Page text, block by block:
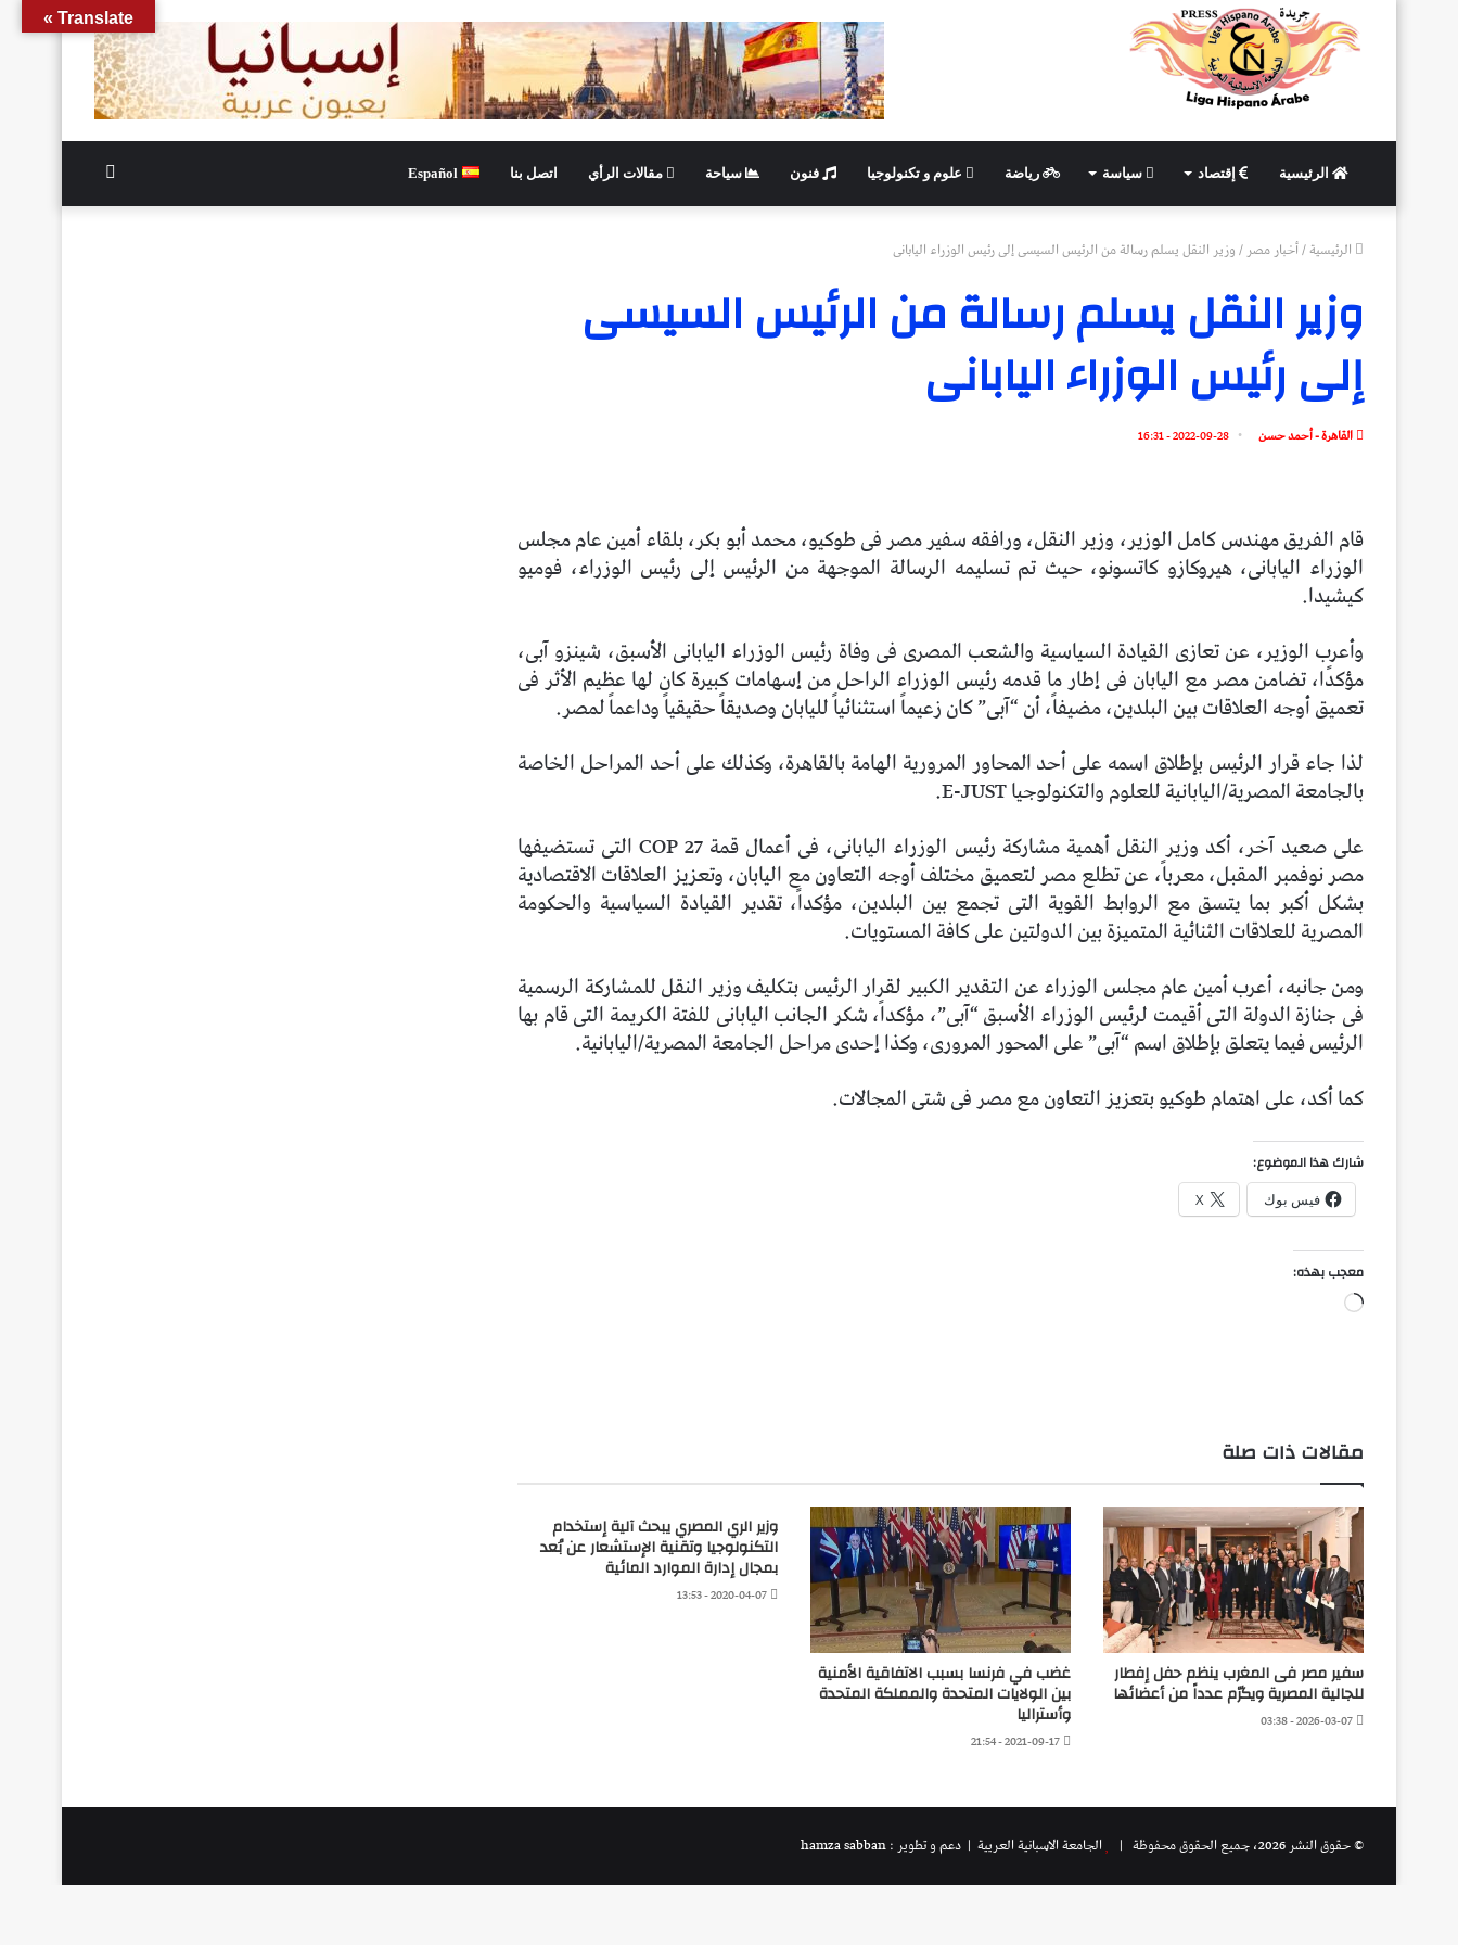
الرئيسية إقتصاد سياسة رياضة علوم و تكنولوجيا فنون سياحة مقالات الرأي اتصل بنا Español
الرئيسية/أخبار مصر/وزير النقل يسلم رسالة من الرئيس السيسى إلى رئيس الوزراء اليابانى
وزير النقل يسلم رسالة من الرئيس السيسى
إلى رئيس الوزراء اليابانى
القاهرة - أحمد حسن 2022-09-28 - 16:31
قام الفريق مهندس كامل الوزير، وزير النقل، ورافقه سفير مصر فى طوكيو، محمد أبو بكر، بلقاء أمين عام مجلس
الوزراء اليابانى، هيروكازو كاتسونو، حيث تم تسليمه الرسالة الموجهة من الرئيس إلى رئيس الوزراء، فوميو
كيشيدا.
وأعرب الوزير، عن تعازى القيادة السياسية والشعب المصرى فى وفاة رئيس الوزراء اليابانى الأسبق، شينزو آبى،
مؤكدًا، تضامن مصر مع اليابان فى إطار ما قدمه رئيس الوزراء الراحل من إسهامات كبيرة كان لها عظيم الأثر فى
تعميق أوجه العلاقات بين البلدين، مضيفاً، أن “آبى” كان زعيماً استثنائياً لليابان وصديقاً حقيقياً وداعماً لمصر.
لذا جاء قرار الرئيس بإطلاق اسمه على أحد المحاور المرورية الهامة بالقاهرة، وكذلك على أحد المراحل الخاصة
بالجامعة المصرية/اليابانية للعلوم والتكنولوجيا E-JUST.
على صعيد آخر، أكد وزير النقل أهمية مشاركة رئيس الوزراء اليابانى، فى أعمال قمة COP 27 التى تستضيفها
مصر نوفمبر المقبل، معرباً، عن تطلع مصر لتعميق مختلف أوجه التعاون مع اليابان، وتعزيز العلاقات الاقتصادية
بشكل أكبر بما يتسق مع الروابط القوية التى تجمع بين البلدين، مؤكداً، تقدير القيادة السياسية والحكومة
المصرية للعلاقات الثنائية المتميزة بين الدولتين على كافة المستويات.
ومن جانبه، أعرب أمين عام مجلس الوزراء عن التقدير الكبير لقرار الرئيس بتكليف وزير النقل للمشاركة الرسمية
فى جنازة الدولة التى أقيمت لرئيس الوزراء الأسبق “آبى”، مؤكداً، شكر الجانب اليابانى للفتة الكريمة التى قام بها
الرئيس فيما يتعلق بإطلاق اسم “آبى” على المحور المرورى، وكذا إحدى مراحل الجامعة المصرية/اليابانية.
كما أكد، على اهتمام طوكيو بتعزيز التعاون مع مصر فى شتى المجالات.
شارك هذا الموضوع:
فيس بوك X
معجب بهذه:
جاري
مقالات ذات صلة
سفير مصر فى المغرب ينظم حفل إفطار
للجالية المصرية ويكرّم عدداً من أعضائها
2026-03-07 - 03:38
غضب في فرنسا بسبب الاتفاقية الأمنية
بين الولايات المتحدة والمملكة المتحدة
وأستراليا
2021-09-17 - 21:54
وزير الري المصري يبحث آلية إستخدام
التكنولوجيا وتقنية الإستشعار عن بُعد
بمجال إدارة الموارد المائية
2020-04-07 - 13:53
© حقوق النشر 2026، جميع الحقوق محفوظة | الجامعة الاسبانية العريية | دعم و تطوير : hamza sabban
Translate »